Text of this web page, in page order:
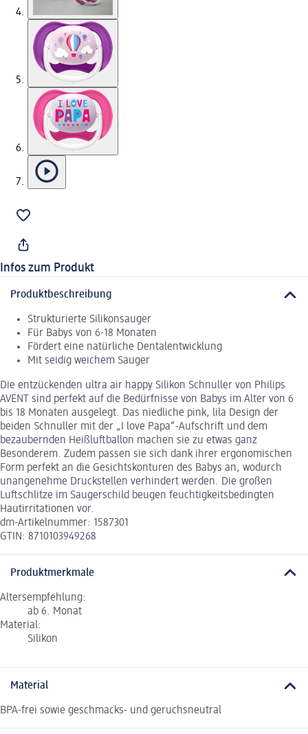
Infos zum Produkt
Produktbeschreibung
Strukturierte Silikonsauger
Für Babys von 6-18 Monaten
Fördert eine natürliche Dentalentwicklung
Mit seidig weichem Sauger
Die entzückenden ultra air happy Silikon Schnuller von Philips
AVENT sind perfekt auf die Bedürfnisse von Babys im Alter von 6
bis 18 Monaten ausgelegt. Das niedliche pink, lila Design der
beiden Schnuller mit der „I love Papa“-Aufschrift und dem
bezaubernden Heißluftballon machen sie zu etwas ganz
Besonderem. Zudem passen sie sich dank ihrer ergonomischen
Form perfekt an die Gesichtskonturen des Babys an, wodurch
unangenehme Druckstellen verhindert werden. Die großen
Luftschlitze im Saugerschild beugen feuchtigkeitsbedingten
Hautirritationen vor.
dm-Artikelnummer: 1587301
GTIN: 8710103949268
Produktmerkmale
Altersempfehlung:
ab 6. Monat
Material:
Silikon
Material
BPA-frei sowie geschmacks- und geruchsneutral